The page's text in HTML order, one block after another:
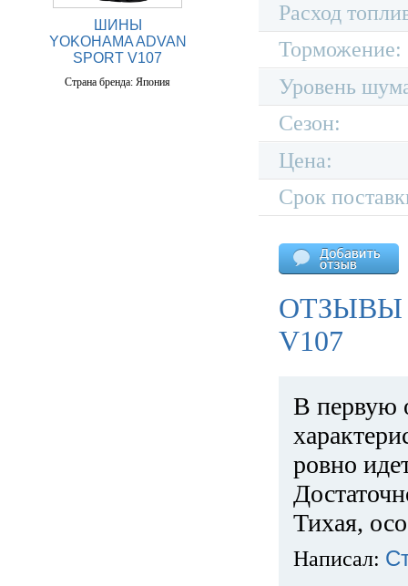
ШИНЫ
YOKOHAMA ADVAN
SPORT V107
Страна бренда: Япония
Расход
Торможение:
Уровень
Сезон:
Цена:
Срок
ОТЗЫВЫ
V107
В первую
ровно
Тихая,
Написал: